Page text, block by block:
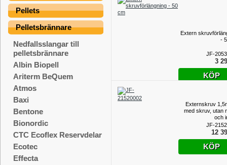
Pellets
Pelletsbrännare
Nedfallsslangar till
pelletsbrännare
Albin Biopell
Ariterm BeQuem
Atmos
Baxi
Bentone
Bionordic
CTC Ecoflex Reservdelar
Ecotec
Effecta
Extern
-
JF-
3
KÖP
Externskruv
med skruv, utan
och
JF-
12
KÖP